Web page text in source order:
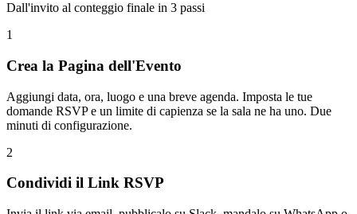
Dall'invito al conteggio finale in 3 passi
1
Crea la Pagina dell'Evento
Aggiungi data, ora, luogo e una breve agenda. Imposta le tue
domande RSVP e un limite di capienza se la sala ne ha uno. Due
minuti di configurazione.
2
Condividi il Link RSVP